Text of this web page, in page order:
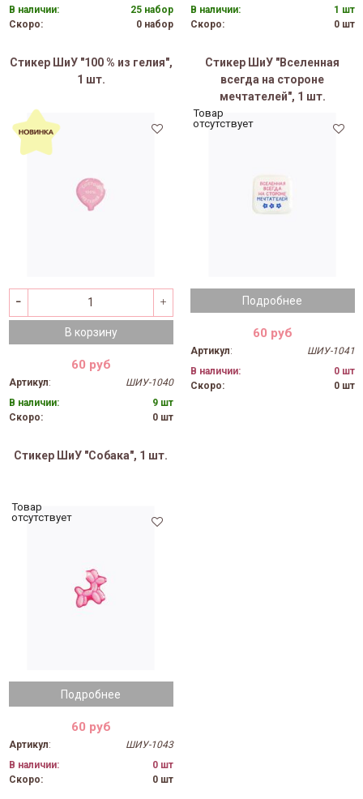
В наличии:
25 набор
Скоро:
0 набор
В наличии:
1 шт
Скоро:
0 шт
Стикер ШиУ "100 % из гелия",
1 шт.
В корзину
60 руб
Артикул:
ШИУ-1040
В наличии:
9 шт
Скоро:
0 шт
Стикер ШиУ "Вселенная
всегда на стороне
мечтателей", 1 шт.
Подробнее
Товар
отсутствует
60 руб
Артикул:
ШИУ-1041
В наличии:
0 шт
Скоро:
0 шт
Стикер ШиУ "Собака", 1 шт.
Подробнее
Товар
отсутствует
60 руб
Артикул:
ШИУ-1043
В наличии:
0 шт
Скоро:
0 шт